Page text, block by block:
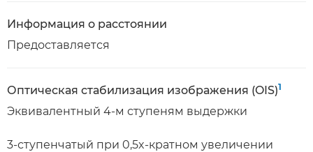
Информация о расстоянии
Предоставляется
Оптическая стабилизация изображения (OIS)1
Эквивалентный 4-м ступеням выдержки
3-ступенчатый при 0,5x-кратном увеличении